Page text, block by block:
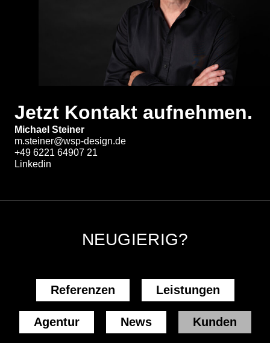
Jetzt Kontakt aufnehmen.
Michael Steiner
m.steiner@wsp-design.de
+49 6221 64907 21
Linkedin
NEUGIERIG?
Referenzen Leistungen
Agentur News Kunden